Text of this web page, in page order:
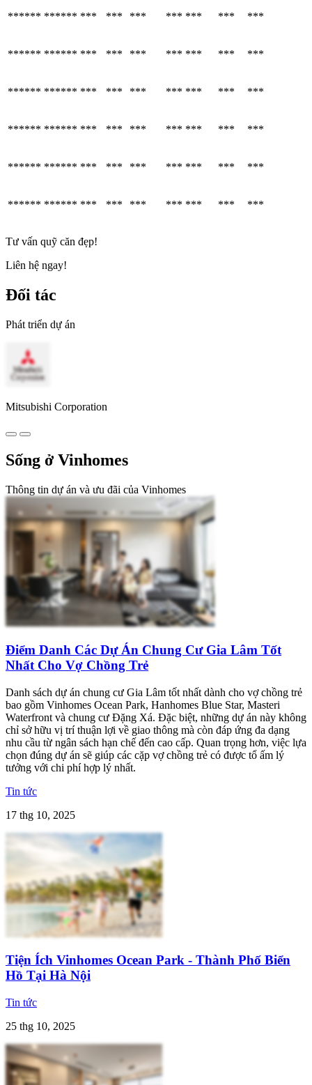
****** ****** *** *** *** *** *** *** ***
****** ****** *** *** *** *** *** *** ***
****** ****** *** *** *** *** *** *** ***
****** ****** *** *** *** *** *** *** ***
****** ****** *** *** *** *** *** *** ***
****** ****** *** *** *** *** *** *** ***
Tư vấn quỹ căn đẹp!
Liên hệ ngay!
Đối tác
Phát triển dự án
Mitsubishi Corporation
Sống ở Vinhomes
Thông tin dự án và ưu đãi của Vinhomes
Điểm Danh Các Dự Án Chung Cư Gia Lâm Tốt
Nhất Cho Vợ Chồng Trẻ
Danh sách dự án chung cư Gia Lâm tốt nhất dành cho vợ chồng trẻ
bao gồm Vinhomes Ocean Park, Hanhomes Blue Star, Masteri
Waterfront và chung cư Đặng Xá. Đặc biệt, những dự án này không
chỉ sở hữu vị trí thuận lợi về giao thông mà còn đáp ứng đa dạng
nhu cầu từ ngân sách hạn chế đến cao cấp. Quan trọng hơn, việc lựa
chọn đúng dự án sẽ giúp các cặp vợ chồng trẻ có được tổ ấm lý
tưởng với chi phí hợp lý nhất.
Tin tức
17 thg 10, 2025
Tiện Ích Vinhomes Ocean Park - Thành Phố Biển
Hồ Tại Hà Nội
Tin tức
25 thg 10, 2025